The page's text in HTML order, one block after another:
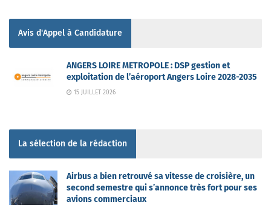
Avis d'Appel à Candidature
ANGERS LOIRE METROPOLE : DSP gestion et
exploitation de l’aéroport Angers Loire 2028-2035
15 JUILLET 2026
La sélection de la rédaction
Airbus a bien retrouvé sa vitesse de croisière, un
second semestre qui s’annonce très fort pour ses
avions commerciaux